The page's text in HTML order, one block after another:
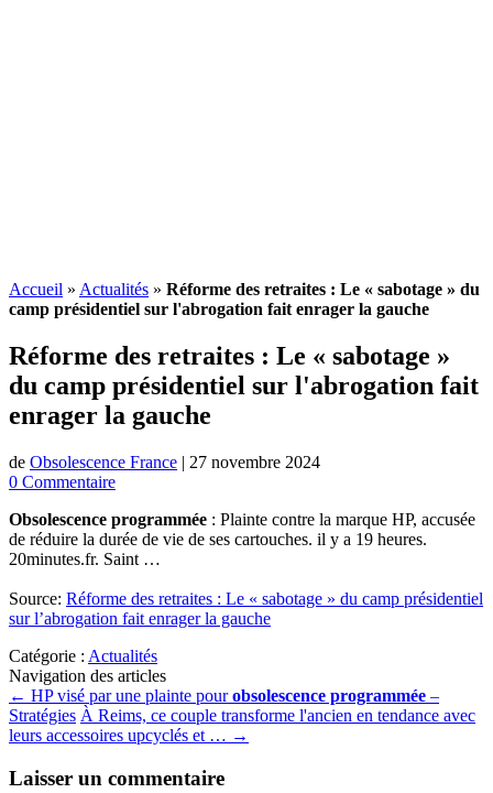
Accueil » Actualités » Réforme des retraites : Le « sabotage » du
camp présidentiel sur l'abrogation fait enrager la gauche
Réforme des retraites : Le « sabotage »
du camp présidentiel sur l'abrogation fait
enrager la gauche
de Obsolescence France | 27 novembre 2024
0 Commentaire
Obsolescence programmée : Plainte contre la marque HP, accusée
de réduire la durée de vie de ses cartouches. il y a 19 heures.
20minutes.fr. Saint …
Source: Réforme des retraites : Le « sabotage » du camp présidentiel
sur l’abrogation fait enrager la gauche
Catégorie : Actualités
Navigation des articles
← HP visé par une plainte pourobsolescence programmée –
Stratégies À Reims, ce couple transforme l'ancien en tendance avec
leurs accessoires upcyclés et … →
Laisser un commentaire